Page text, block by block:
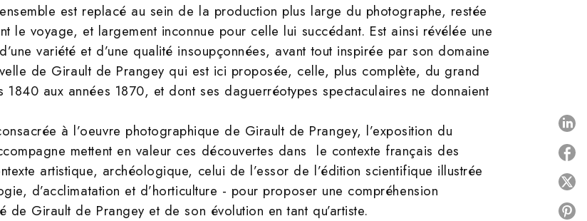
est replacé au sein de la production plus large du photographe, restée
le voyage, et largement inconnue pour celle lui succédant. Est ainsi révélée une
variété et d’une qualité insoupçonnées, avant tout inspirée par son domaine
de Girault de Prangey qui est ici proposée, celle, plus complète, du grand
1840 aux années 1870, et dont ses daguerréotypes spectaculaires ne donnaient
à l’oeuvre photographique de Girault de Prangey, l’exposition du
mettent en valeur ces découvertes dans le contexte français des
artistique, archéologique, celui de l’essor de l’édition scientifique illustrée
d’acclimatation et d’horticulture - pour proposer une compréhension
de Girault de Prangey et de son évolution en tant qu’artiste.